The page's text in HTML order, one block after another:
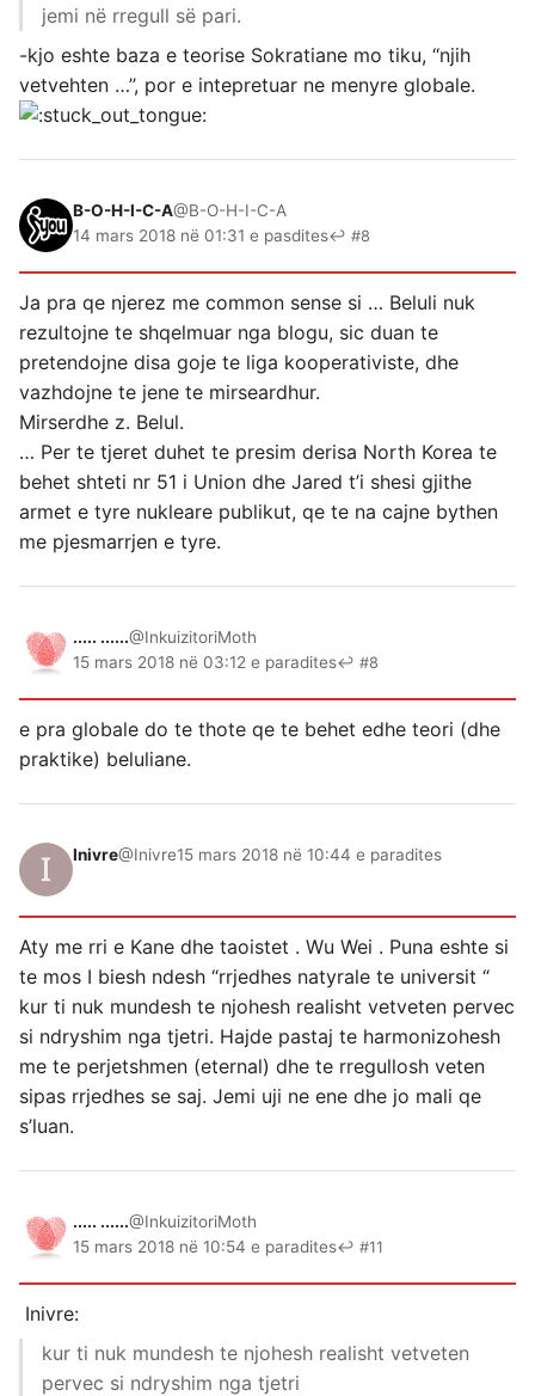
jemi në rregull së pari.
-kjo eshte baza e teorise Sokratiane mo tiku, ‘‘njih
vetvehten …’’, por e intepretuar ne menyre globale.
B-O-H-I-C-A@B-O-H-I-C-A
14 mars 2018 në 01:31 e pasdites↩ #8
Ja pra qe njerez me common sense si … Beluli nuk
rezultojne te shqelmuar nga blogu, sic duan te
pretendojne disa goje te liga kooperativiste, dhe
vazhdojne te jene te mirseardhur.
Mirserdhe z. Belul.
… Per te tjeret duhet te presim derisa North Korea te
behet shteti nr 51 i Union dhe Jared t’i shesi gjithe
armet e tyre nukleare publikut, qe te na cajne bythen
me pjesmarrjen e tyre.
..... ......@InkuizitoriMoth
15 mars 2018 në 03:12 e paradites↩ #8
e pra globale do te thote qe te behet edhe teori (dhe
praktike) beluliane.
Inivre@Inivre15 mars 2018 në 10:44 e paradites
Aty me rri e Kane dhe taoistet . Wu Wei . Puna eshte si
te mos I biesh ndesh “rrjedhes natyrale te universit “
kur ti nuk mundesh te njohesh realisht vetveten pervec
si ndryshim nga tjetri. Hajde pastaj te harmonizohesh
me te perjetshmen (eternal) dhe te rregullosh veten
sipas rrjedhes se saj. Jemi uji ne ene dhe jo mali qe
s’luan.
..... ......@InkuizitoriMoth
15 mars 2018 në 10:54 e paradites↩ #11
Inivre:
kur ti nuk mundesh te njohesh realisht vetveten
pervec si ndryshim nga tjetri